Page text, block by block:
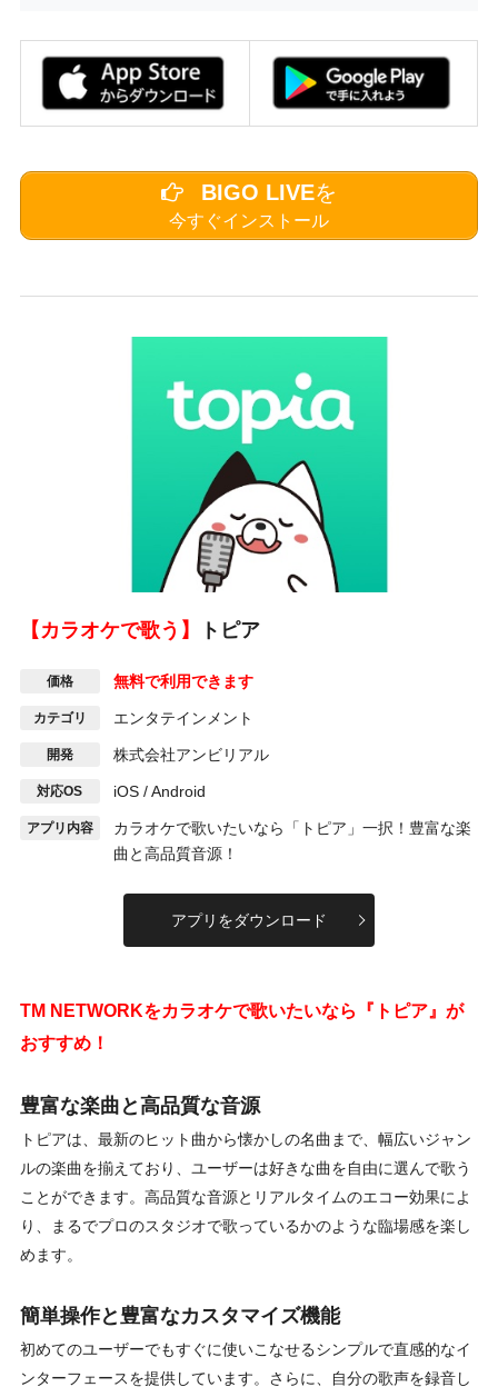
BIGO LIVEを
今すぐインストール
【カラオケで歌う】 トピア
価格 無料で利用できます
カテゴリ エンタテインメント
開発 株式会社アンビリアル
対応OS iOS / Android
アプリ内容
カラオケで歌いたいなら「トピア」一択！豊富な楽
曲と高品質音源！
アプリをダウンロード
TM NETWORKをカラオケで歌いたいなら『トピア』が
おすすめ！
豊富な楽曲と高品質な音源
トピアは、最新のヒット曲から懐かしの名曲まで、幅広いジャン
ルの楽曲を揃えており、ユーザーは好きな曲を自由に選んで歌う
ことができます。高品質な音源とリアルタイムのエコー効果によ
り、まるでプロのスタジオで歌っているかのような臨場感を楽し
めます。
簡単操作と豊富なカスタマイズ機能
初めてのユーザーでもすぐに使いこなせるシンプルで直感的なイ
ンターフェースを提供しています。さらに、自分の歌声を録音し